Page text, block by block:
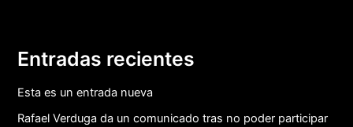
Entradas recientes
Esta es un entrada nueva
Rafael Verduga da un comunicado tras no poder participar